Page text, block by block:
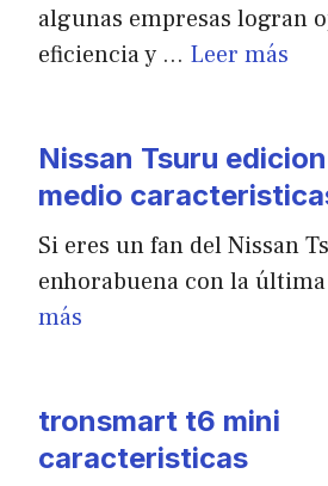
algunas empresas logran
eficiencia y … Leer más
Nissan Tsuru
medio
Si eres un fan del Nissan
enhorabuena con la
más
tronsmart t6 mini
caracteristicas